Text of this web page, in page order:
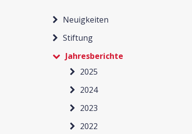
Neuigkeiten
Stiftung
Jahresberichte
2025
2024
2023
2022